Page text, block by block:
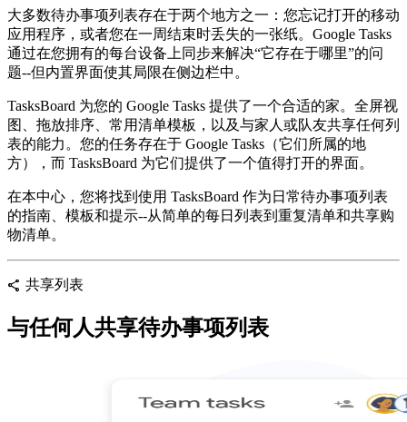
大多数待办事项列表存在于两个地方之一：您忘记打开的移动
应用程序，或者您在一周结束时丢失的一张纸。Google Tasks
通过在您拥有的每台设备上同步来解决“它存在于哪里”的问
题--但内置界面使其局限在侧边栏中。
TasksBoard 为您的 Google Tasks 提供了一个合适的家。全屏视
图、拖放排序、常用清单模板，以及与家人或队友共享任何列
表的能力。您的任务存在于 Google Tasks（它们所属的地
方），而 TasksBoard 为它们提供了一个值得打开的界面。
在本中心，您将找到使用 TasksBoard 作为日常待办事项列表
的指南、模板和提示--从简单的每日列表到重复清单和共享购
物清单。
share 共享列表
与任何人共享待办事项列表